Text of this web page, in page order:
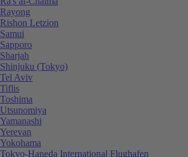
Rayong
Rishon Letzion
Samui
Sapporo
Sharjah
Shinjuku (Tokyo)
Tel Aviv
Tiflis
Toshima
Utsunomiya
Yamanashi
Yerevan
Yokohama
Tokyo-Haneda International Flughafen